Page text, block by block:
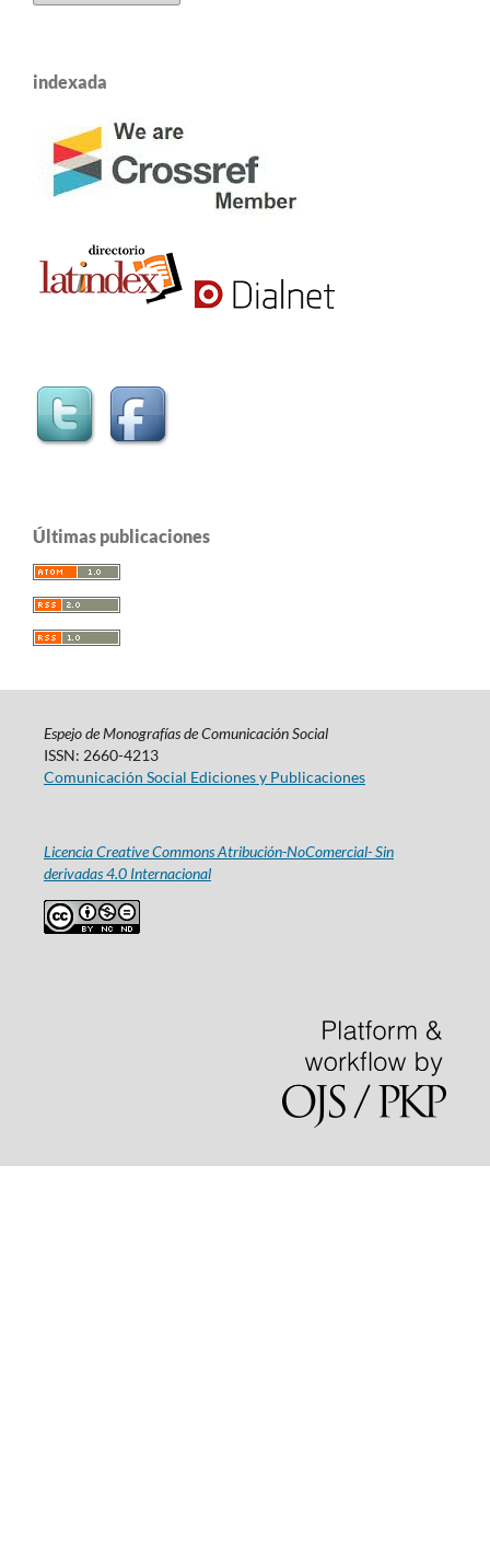
indexada
Últimas publicaciones
Espejo de Monografías de Comunicación Social
ISSN: 2660-4213
Comunicación Social Ediciones y Publicaciones
Licencia Creative Commons Atribución-NoComercial- Sin
derivadas 4.0 Internacional